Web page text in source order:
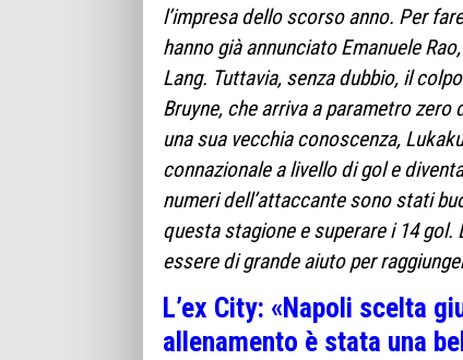
l’impresa dello scorso anno. Per
hanno già annunciato Emanuele
Lang. Tuttavia, senza dubbio, il
Bruyne, che arriva a parametro
una sua vecchia conoscenza,
connazionale a livello di gol e
numeri dell’attaccante sono stati
questa stagione e superare i 14
essere di grande aiuto per
L’ex City: «Napoli scelta
allenamento è stata una